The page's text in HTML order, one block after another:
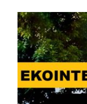
EKOINTERWENCJA